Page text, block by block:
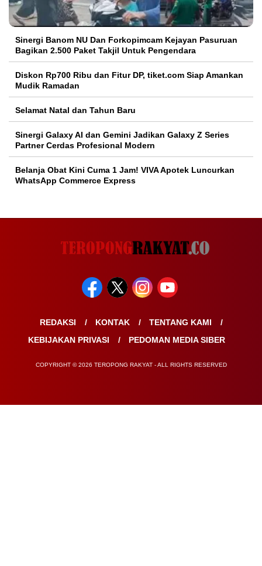
Sinergi Banom NU Dan Forkopimcam Kejayan Pasuruan
Bagikan 2.500 Paket Takjil Untuk Pengendara
Diskon Rp700 Ribu dan Fitur DP, tiket.com Siap Amankan
Mudik Ramadan
Selamat Natal dan Tahun Baru
Sinergi Galaxy AI dan Gemini Jadikan Galaxy Z Series
Partner Cerdas Profesional Modern
Belanja Obat Kini Cuma 1 Jam! VIVA Apotek Luncurkan
WhatsApp Commerce Express
REDAKSI KONTAK
TENTANG KAMI
KEBIJAKAN PRIVASI
PEDOMAN MEDIA SIBER
COPYRIGHT © 2026 TEROPONG RAKYAT - ALL RIGHTS RESERVED